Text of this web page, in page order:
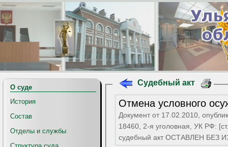
О суде
История
Состав
Отделы и службы
Судебный акт
Отмена условного
Документ от 17.02.2010,
18460, 2-я уголовная, УК РФ:
судебный акт ОСТАВЛЕН БЕЗ